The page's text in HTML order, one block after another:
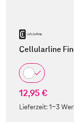
Cellularline
12,95 €
Lieferzeit:1-3